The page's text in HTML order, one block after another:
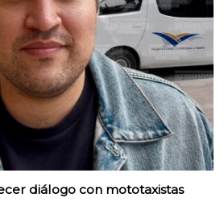
diálogo con mototaxistas